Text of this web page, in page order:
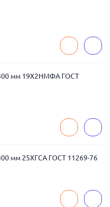
мм 19Х2НМФА ГОСТ
мм 25ХГСА ГОСТ 11269-76